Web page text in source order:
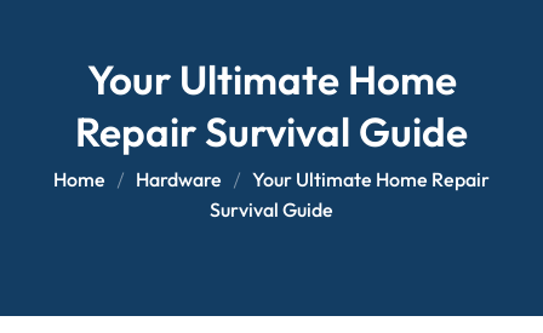
Your Ultimate Home
Repair Survival Guide
Home Hardware
Your Ultimate Home Repair
Survival Guide